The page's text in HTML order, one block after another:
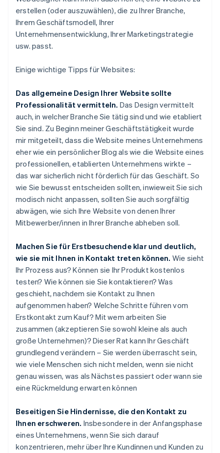
erstellen (oder auszuwählen), die zu Ihrer Branche,
Ihrem Geschäftsmodell, Ihrer
Unternehmensentwicklung, Ihrer Marketingstrategie
usw. passt.
Einige wichtige Tipps für Websites:
Das allgemeine Design Ihrer Website sollte
Professionalität vermitteln. Das Design vermittelt
auch, in welcher Branche Sie tätig sind und wie etabliert
Sie sind. Zu Beginn meiner Geschäftstätigkeit wurde
mir mitgeteilt, dass die Website meines Unternehmens
eher wie ein persönlicher Blog als wie die Website eines
professionellen, etablierten Unternehmens wirkte –
das war sicherlich nicht förderlich für das Geschäft. So
wie Sie bewusst entscheiden sollten, inwieweit Sie sich
modisch nicht anpassen, sollten Sie auch sorgfältig
abwägen, wie sich Ihre Website von denen Ihrer
Mitbewerber/innen in Ihrer Branche abheben soll.
Machen Sie für Erstbesuchende klar und deutlich,
wie sie mit Ihnen in Kontakt treten können. Wie sieht
Ihr Prozess aus? Können sie Ihr Produkt kostenlos
testen? Wie können sie Sie kontaktieren? Was
geschieht, nachdem sie Kontakt zu Ihnen
aufgenommen haben? Welche Schritte führen vom
Erstkontakt zum Kauf? Mit wem arbeiten Sie
zusammen (akzeptieren Sie sowohl kleine als auch
große Unternehmen)? Dieser Rat kann Ihr Geschäft
grundlegend verändern – Sie werden überrascht sein,
wie viele Menschen sich nicht melden, wenn sie nicht
genau wissen, was als Nächstes passiert oder wann sie
eine Rückmeldung erwarten können
Beseitigen Sie Hindernisse, die den Kontakt zu
Ihnen erschweren. Insbesondere in der Anfangsphase
eines Unternehmens, wenn Sie sich darauf
konzentrieren, mehr über Ihre Kundinnen und Kunden zu